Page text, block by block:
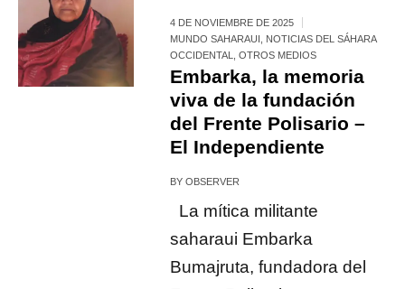
4 DE NOVIEMBRE DE 2025
MUNDO SAHARAUI
NOTICIAS DEL SÁHARA
OCCIDENTAL
,OTROS MEDIOS
Embarka, la memoria
viva de la fundación
del Frente Polisario –
El Independiente
BYOBSERVER
La mítica militante
saharaui Embarka
Bumajruta, fundadora del